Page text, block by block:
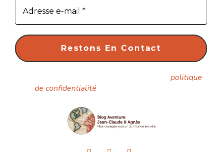
politique
de confidentialité